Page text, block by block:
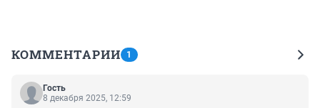
КОММЕНТАРИИ 1
Гость
8 декабря 2025, 12:59